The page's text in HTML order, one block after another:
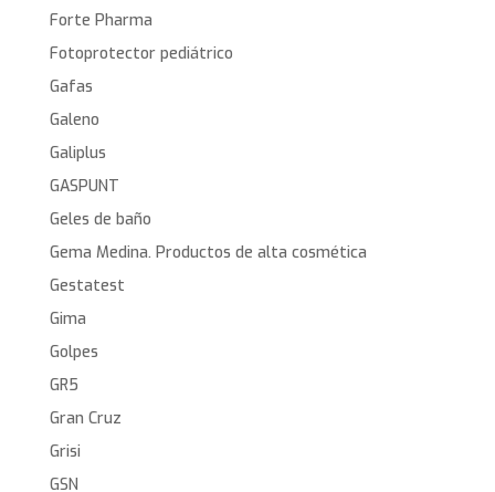
Forte Pharma
Fotoprotector pediátrico
Gafas
Galeno
Galiplus
GASPUNT
Geles de baño
Gema Medina. Productos de alta cosmética
Gestatest
Gima
Golpes
GR5
Gran Cruz
Grisi
GSN